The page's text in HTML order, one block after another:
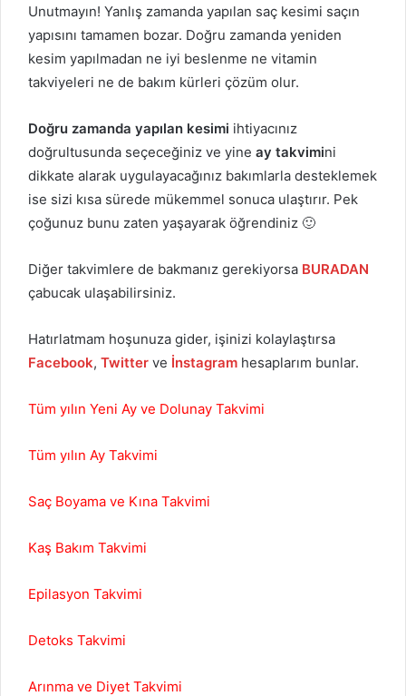
Unutmayın! Yanlış zamanda yapılan saç kesimi saçın
yapısını tamamen bozar. Doğru zamanda yeniden
kesim yapılmadan ne iyi beslenme ne vitamin
takviyeleri ne de bakım kürleri çözüm olur.
Doğru zamanda yapılan kesimi ihtiyacınız
doğrultusunda seçeceğiniz ve yine ay takvimini
dikkate alarak uygulayacağınız bakımlarla desteklemek
ise sizi kısa sürede mükemmel sonuca ulaştırır. Pek
çoğunuz bunu zaten yaşayarak öğrendiniz 🙂
Diğer takvimlere de bakmanız gerekiyorsa BURADAN
çabucak ulaşabilirsiniz.
Hatırlatmam hoşunuza gider, işinizi kolaylaştırsa
Facebook, Twitter ve İnstagram hesaplarım bunlar.
Tüm yılın Yeni Ay ve Dolunay Takvimi
Tüm yılın Ay Takvimi
Saç Boyama ve Kına Takvimi
Kaş Bakım Takvimi
Epilasyon Takvimi
Detoks Takvimi
Arınma ve Diyet Takvimi